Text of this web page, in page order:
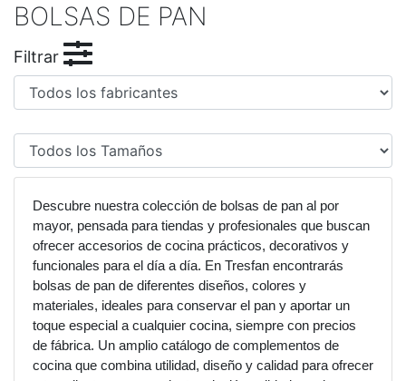
BOLSAS DE PAN
Filtrar
Descubre nuestra colección de bolsas de pan al por
mayor, pensada para tiendas y profesionales que buscan
ofrecer accesorios de cocina prácticos, decorativos y
funcionales para el día a día. En Tresfan encontrarás
bolsas de pan de diferentes diseños, colores y
materiales, ideales para conservar el pan y aportar un
toque especial a cualquier cocina, siempre con precios
de fábrica. Un amplio catálogo de complementos de
cocina que combina utilidad, diseño y calidad para ofrecer